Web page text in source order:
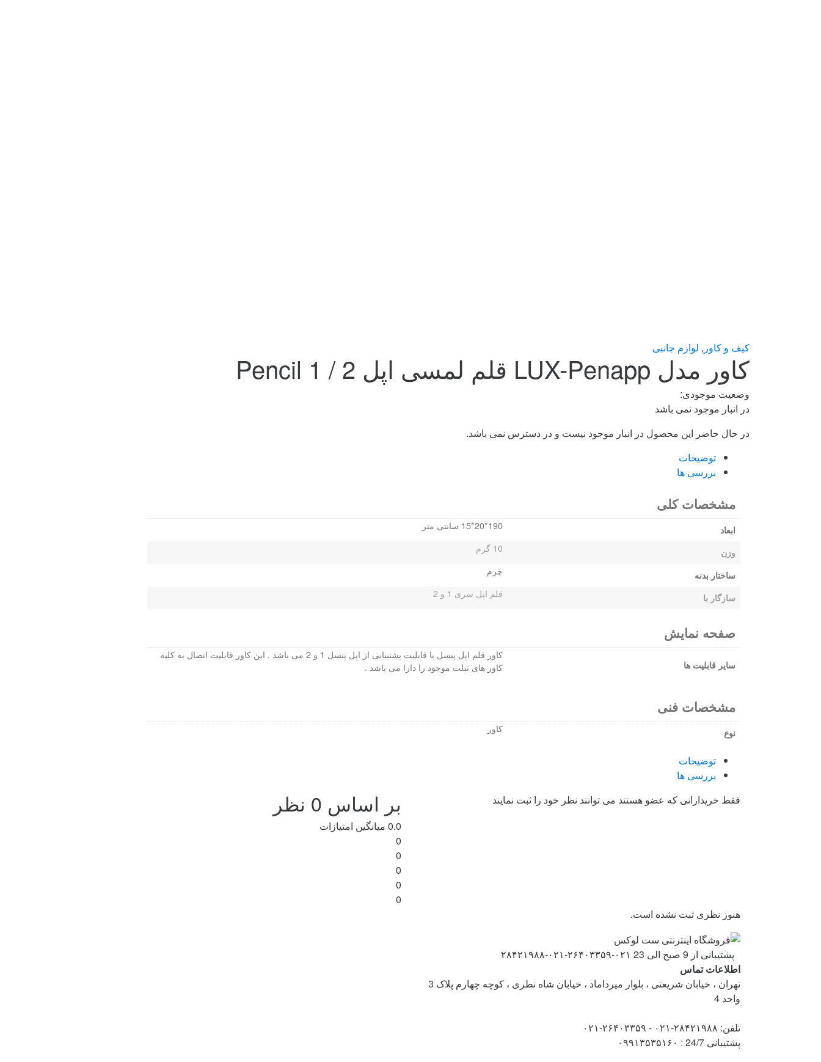
کیف و کاور , لوازم جانبی
کاور مدل LUX-Penapp قلم لمسی اپل Pencil 1 / 2
وضعیت موجودی:
در انبار موجود نمی باشد
در حال حاضر این محصول در انبار موجود نیست و در دسترس نمی باشد.
توضیحات
بررسی ها
مشخصات کلی
ابعاد 190*20*15 سانتی متر
وزن 10 گرم
ساختار بدنه چرم
سازگار با قلم اپل سری 1 و 2
صفحه نمایش
سایر قابلیت ها
کاور قلم اپل پنسل با قابلیت پشتیبانی از اپل پنسل 1 و 2 می باشد . این کاور قابلیت اتصال به کلیه
کاور های تبلت موجود را دارا می باشد .
مشخصات فنی
نوع کاور
توضیحات
بررسی ها
بر اساس 0 نظر
0.0 میانگین امتیازات
0
0
0
0
0
فقط خریدارانی که عضو هستند می توانند نظر خود را ثبت نمایند
هنوز نظری ثبت نشده است.
پشتیبانی از 9 صبح الی 23
۰۲۱-۲۶۴۰۳۳۵۹-۰۲۱-۲۸۴۲۱۹۸۸
اطلاعات تماس
تهران ، خیابان شریعتی ، بلوار میرداماد ، خیابان شاه نطری ، کوچه چهارم پلاک 3
واحد 4
تلفن: ۲۸۴۲۱۹۸۸-۰۲۱ - ۲۶۴۰۳۳۵۹-۰۲۱
پشتیبانی 24/7 : ۰۹۹۱۳۵۳۵۱۶۰